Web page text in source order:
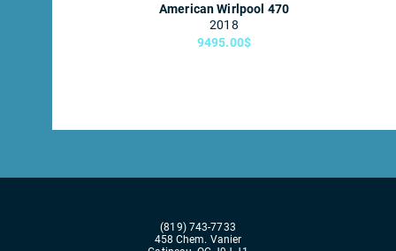
American Wirlpool 470
2018
9495.00$
(819) 743-7733
458 Chem. Vanier